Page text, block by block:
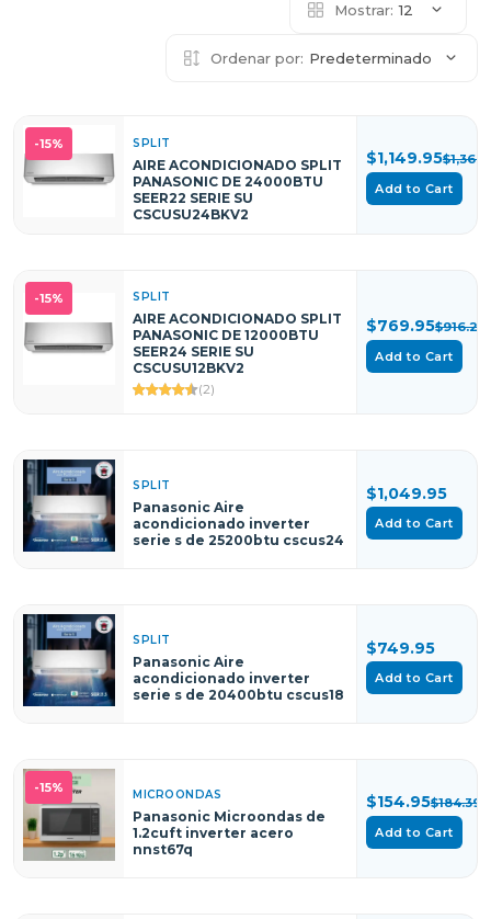
Mostrar: 12
Ordenar por: Predeterminado
-15% SPLIT
AIRE ACONDICIONADO SPLIT
PANASONIC DE 24000BTU
SEER22 SERIE SU
CSCUSU24BKV2
$1,149.95
Add to Cart
-15% SPLIT
AIRE ACONDICIONADO SPLIT
PANASONIC DE 12000BTU
SEER24 SERIE SU
CSCUSU12BKV2
(2)
$769.95$916.24
Add to Cart
SPLIT
Panasonic Aire
acondicionado inverter
serie s de 25200btu cscus24
$1,049.95
Add to Cart
SPLIT
Panasonic Aire
acondicionado inverter
serie s de 20400btu cscus18
$749.95
Add to Cart
-15% MICROONDAS
Panasonic Microondas de
1.2cuft inverter acero
nnst67q
$154.95$184.39
Add to Cart